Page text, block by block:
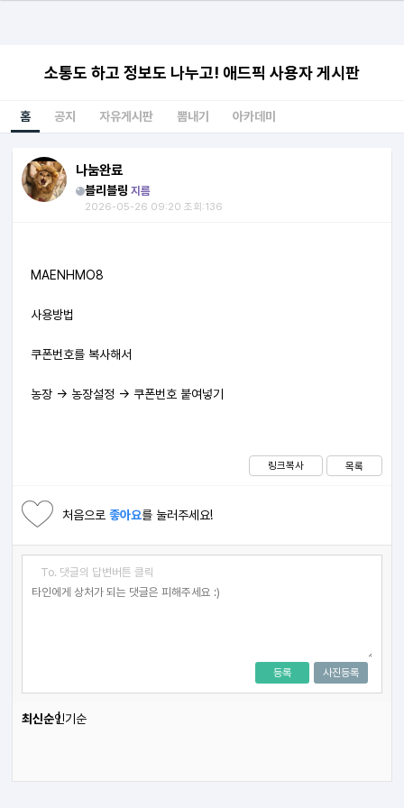
소통도 하고 정보도 나누고! 애드픽 사용자 게시판
홈 공지 자유게시판 뽐내기 아카데미
나눔완료
블리블링 지름
2026-05-26 09:20 조회:136
MAENHMO8
사용방법
쿠폰번호를 복사해서
농장 -> 농장설정 -> 쿠폰번호 붙여넣기
링크복사 목록
처음으로좋아요를 눌러주세요!
To. 댓글의 답변버튼 클릭
사진등록
등록
최신순인기순